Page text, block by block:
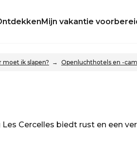
Mijn vakantie
moet ik slapen? Openluchthotels en -
Cercelles biedt rust en een